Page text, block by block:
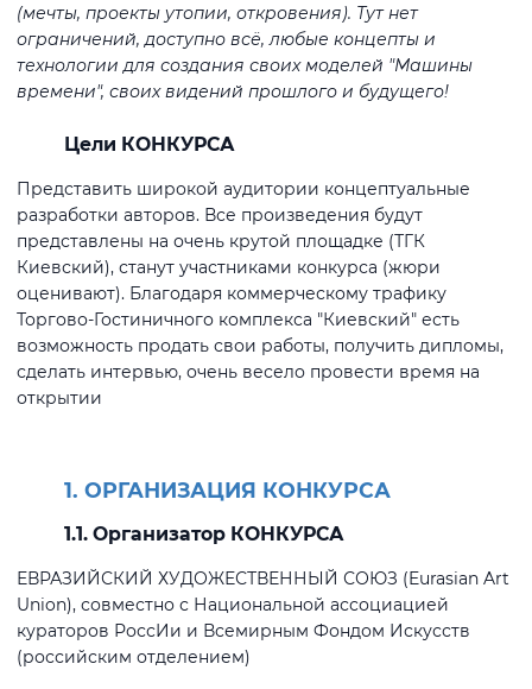
(мечты, проекты утопии, откровения). Тут нет
ограничений, доступно всё, любые концепты и
технологии для создания своих моделей "Машины
времени", своих видений прошлого и будущего!
Цели КОНКУРСА
Представить широкой аудитории концептуальные
разработки авторов. Все произведения будут
представлены на очень крутой площадке (ТГК
Киевский), станут участниками конкурса (жюри
оценивают). Благодаря коммерческому трафику
Торгово-Гостиничного комплекса "Киевский" есть
возможность продать свои работы, получить дипломы,
сделать интервью, очень весело провести время на
открытии
1. ОРГАНИЗАЦИЯ КОНКУРСА
1.1. Организатор КОНКУРСА
ЕВРАЗИЙСКИЙ ХУДОЖЕСТВЕННЫЙ СОЮЗ (Eurasian Art
Union), совместно с Национальной ассоциацией
кураторов РоссИи и Всемирным Фондом Искусств
(российским отделением)